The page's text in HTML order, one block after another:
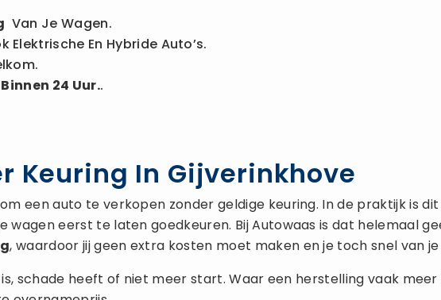
Van Je Wagen.
Elektrische En Hybride Auto’s.
24 Uur..
Keuring In Gijverinkhove
een auto te verkopen zonder geldige keuring. In de praktijk is
eerst te laten goedkeuren. Bij Autowaas is dat helemaal
, waardoor jij geen extra kosten moet maken en je toch snel van
schade heeft of niet meer start. Waar een herstelling vaak